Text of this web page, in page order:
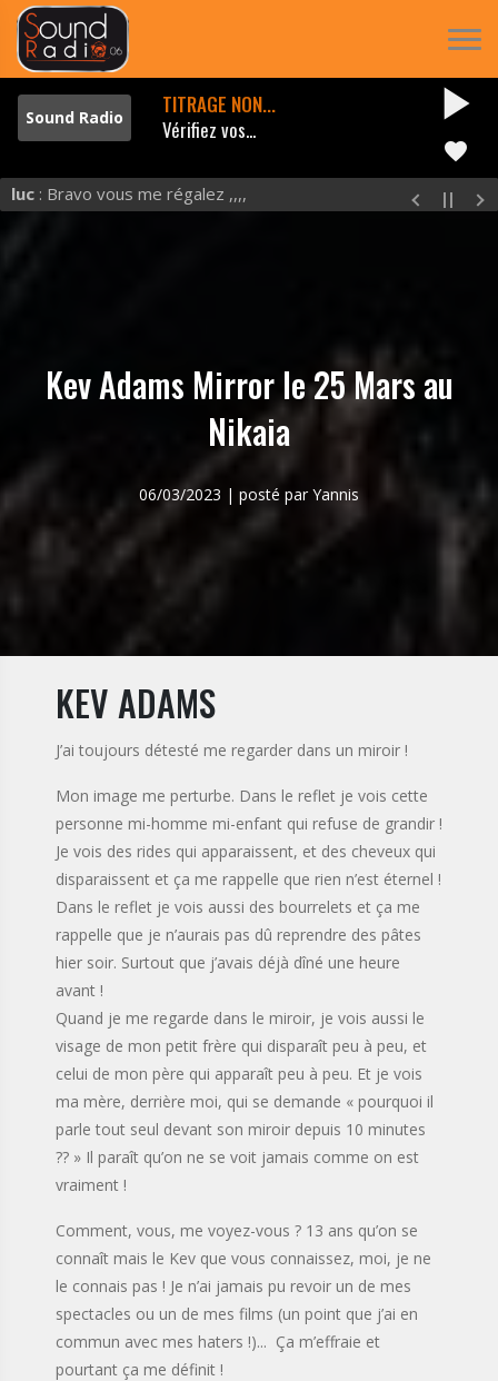
TITRAGE NON...
Vérifiez vos...
play_arrow
favorite
luc : Bravo vous me régalez ,,,,
Kev Adams Mirror le 25 Mars au
Nikaia
06/03/2023 | posté par Yannis
KEV ADAMS
J’ai toujours détesté me regarder dans un miroir !
Mon image me perturbe. Dans le reflet je vois cette
personne mi-homme mi-enfant qui refuse de grandir !
Je vois des rides qui apparaissent, et des cheveux qui
disparaissent et ça me rappelle que rien n’est éternel !
Dans le reflet je vois aussi des bourrelets et ça me
rappelle que je n’aurais pas dû reprendre des pâtes
hier soir. Surtout que j’avais déjà dîné une heure
avant !
Quand je me regarde dans le miroir, je vois aussi le
visage de mon petit frère qui disparaît peu à peu, et
celui de mon père qui apparaît peu à peu. Et je vois
ma mère, derrière moi, qui se demande « pourquoi il
parle tout seul devant son miroir depuis 10 minutes
?? » Il paraît qu’on ne se voit jamais comme on est
vraiment !
Comment, vous, me voyez-vous ? 13 ans qu’on se
connaît mais le Kev que vous connaissez, moi, je ne
le connais pas ! Je n’ai jamais pu revoir un de mes
spectacles ou un de mes films (un point que j’ai en
commun avec mes haters !)... Ça m’effraie et
pourtant ça me définit !